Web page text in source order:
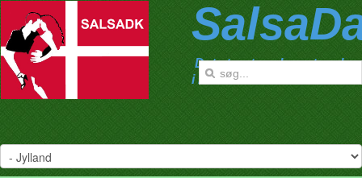
Det største salsanetværk
i Danmark